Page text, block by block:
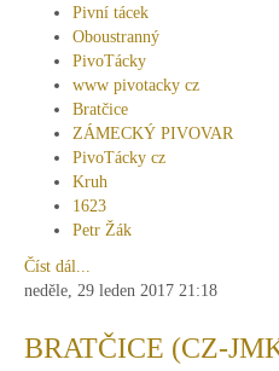
Pivní tácek
Oboustranný
PivoTácky
www pivotacky cz
Bratčice
ZÁMECKÝ PIVOVAR
PivoTácky cz
Kruh
1623
Petr Žák
Číst dál...
neděle, 29 leden 2017 21:18
BRATČICE (CZ-